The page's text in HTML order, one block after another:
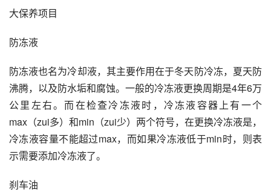
大保养项目
防冻液
防冻液也名为冷却液，其主要作用在于冬天防冷冻，夏天防
沸腾，以及防水垢和腐蚀。一般的冷冻液更换周期是4年6万
公里左右。而在检查冷冻液时，冷冻液容器上有一个
max（zui多）和min（zui少）两个符号，在更换冷冻液是，
冷冻液容量不能超过max，而如果冷冻液低于min时，则表
示需要添加冷冻液了。
刹车油